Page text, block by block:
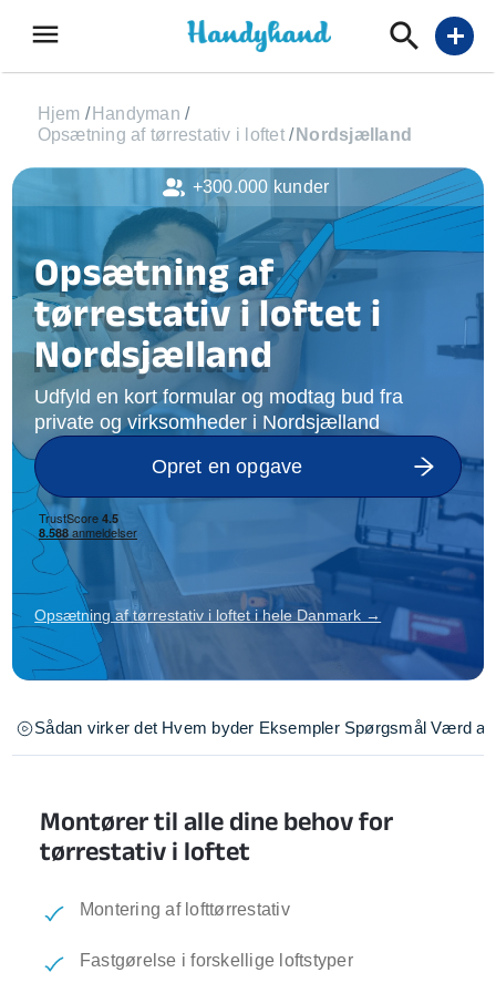
menu add
Hjem / Handyman /
Opsætning af tørrestativ i loftet / Nordsjælland
Opsætning af
tørrestativ i loftet i
Nordsjælland
Udfyld en kort formular og modtag bud fra
private og virksomheder i Nordsjælland
Opret en opgave
Opsætning af tørrestativ i loftet i hele Danmark →
Sådan virker det Hvem byder Eksempler Spørgsmål Værd at
Montører til alle dine behov for
tørrestativ i loftet
Montering af lofttørrestativ
Fastgørelse i forskellige loftstyper
+300.000 kunder